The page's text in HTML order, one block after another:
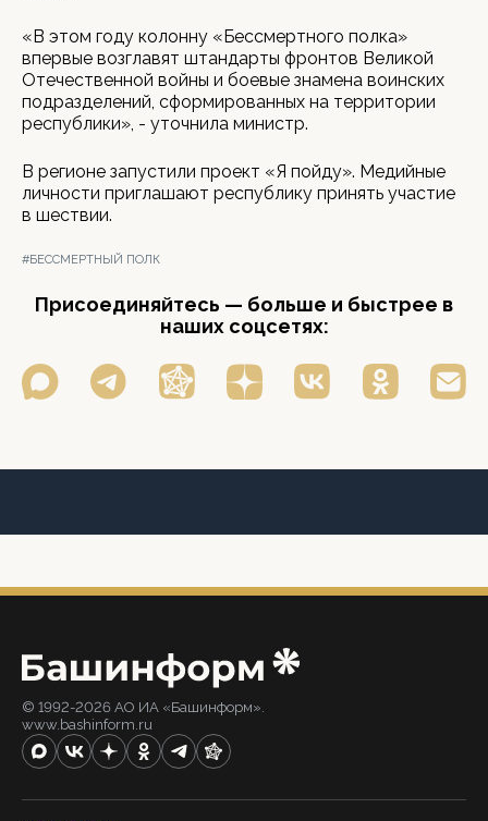
«В этом году колонну «Бессмертного полка»
впервые возглавят штандарты фронтов Великой
Отечественной войны и боевые знамена воинских
подразделений, сформированных на территории
республики», - уточнила министр.
В регионе запустили проект «Я пойду». Медийные
личности приглашают республику принять участие
в шествии.
#БЕССМЕРТНЫЙ ПОЛК
Присоединяйтесь — больше и быстрее в
наших соцсетях:
© 1992-2026 АО ИА «Башинформ».
www.bashinform.ru